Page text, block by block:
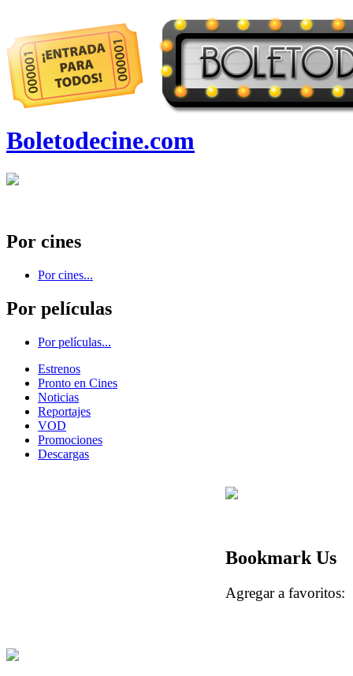
Boletodecine.com
Por cines
Por cines...
Por películas
Por películas...
Estrenos
Pronto en Cines
Noticias
Reportajes
VOD
Promociones
Descargas
Bookmark Us
Agregar a